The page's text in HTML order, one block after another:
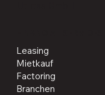
Leasing
Mietkauf
Factoring
Branchen